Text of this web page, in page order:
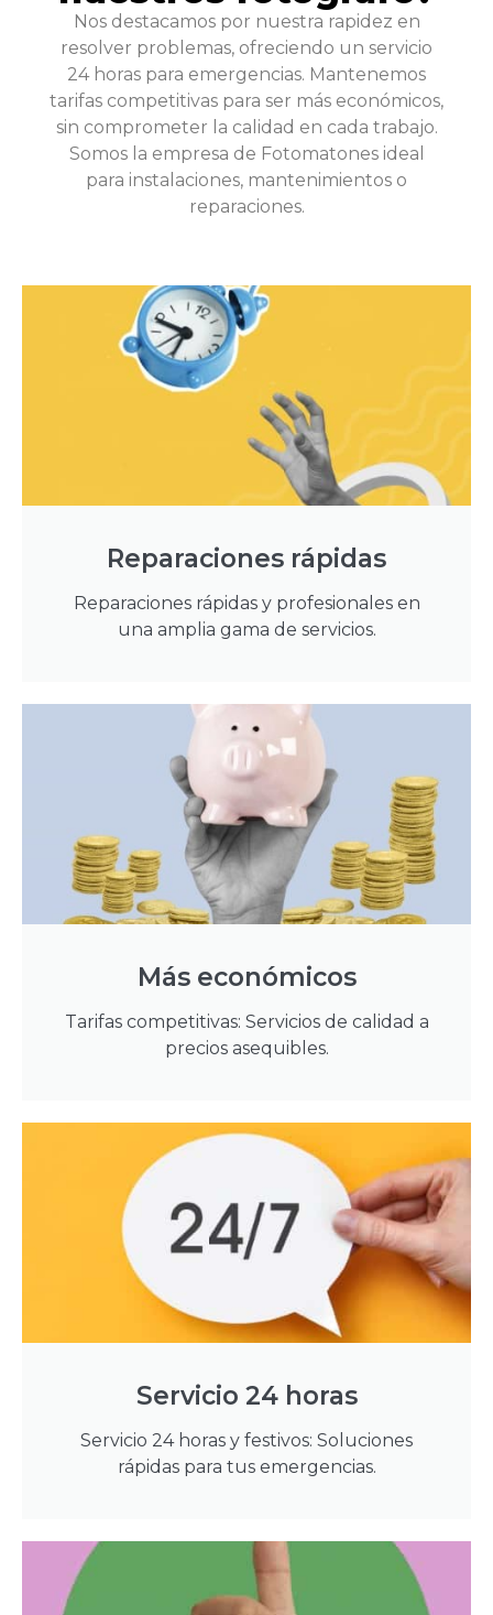
Nos destacamos por nuestra rapidez en
resolver problemas, ofreciendo un servicio
24 horas para emergencias. Mantenemos
tarifas competitivas para ser más económicos,
sin comprometer la calidad en cada trabajo.
Somos la empresa de Fotomatones ideal
para instalaciones, mantenimientos o
reparaciones.
Reparaciones rápidas
Reparaciones rápidas y profesionales en
una amplia gama de servicios.
Más económicos
Tarifas competitivas: Servicios de calidad a
precios asequibles.
Servicio 24 horas
Servicio 24 horas y festivos: Soluciones
rápidas para tus emergencias.